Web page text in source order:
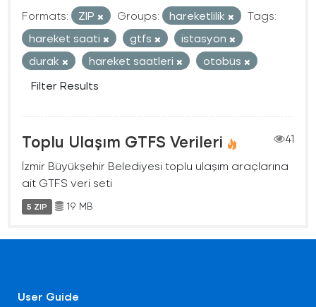
Formats: ZIP Groups: hareketlilik
Tags:
hareket saati
gtfs
istasyon
durak
hareket saatleri
otobüs
Filter Results
Toplu Ulaşım GTFS Verileri
41
İzmir Büyükşehir Belediyesi toplu ulaşım araçlarına
ait GTFS veri seti
5 ZIP 19 MB
User Guide